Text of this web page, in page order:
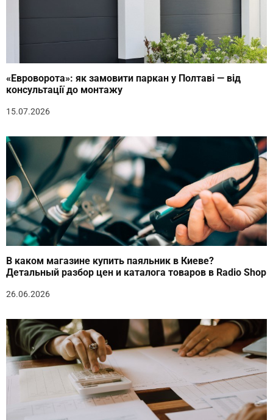
«Евроворота»: як замовити паркан у Полтаві — від
консультації до монтажу
15.07.2026
В каком магазине купить паяльник в Киеве?
Детальный разбор цен и каталога товаров в Radio Shop
26.06.2026